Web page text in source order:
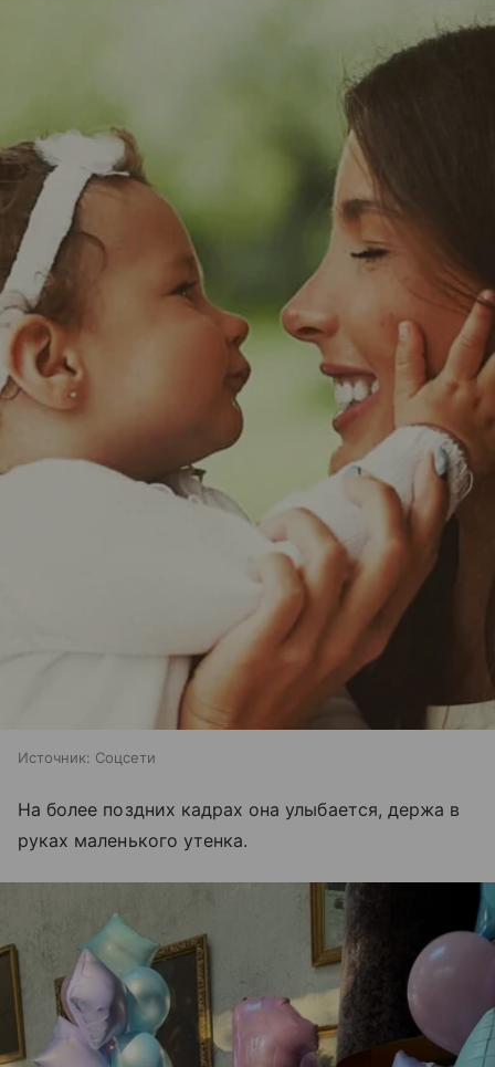
Источник: Соцсети
На более поздних кадрах она улыбается, держа в
руках маленького утенка.